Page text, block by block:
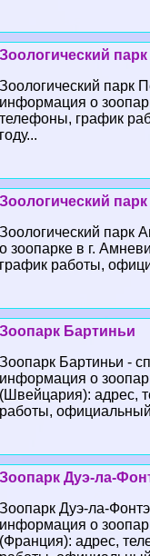
Зоологический
Зоологический парк
информация о
телефоны, график
году...
Зоологический
Зоологический парк
о зоопарке в г.
график работы,
Зоопарк Бартиньи
Зоопарк Бартиньи -
информация о
(Швейцария): адрес,
работы, официальный
Зоопарк Дуэ-ла-
Зоопарк Дуэ-ла-
информация о
(Франция): адрес,